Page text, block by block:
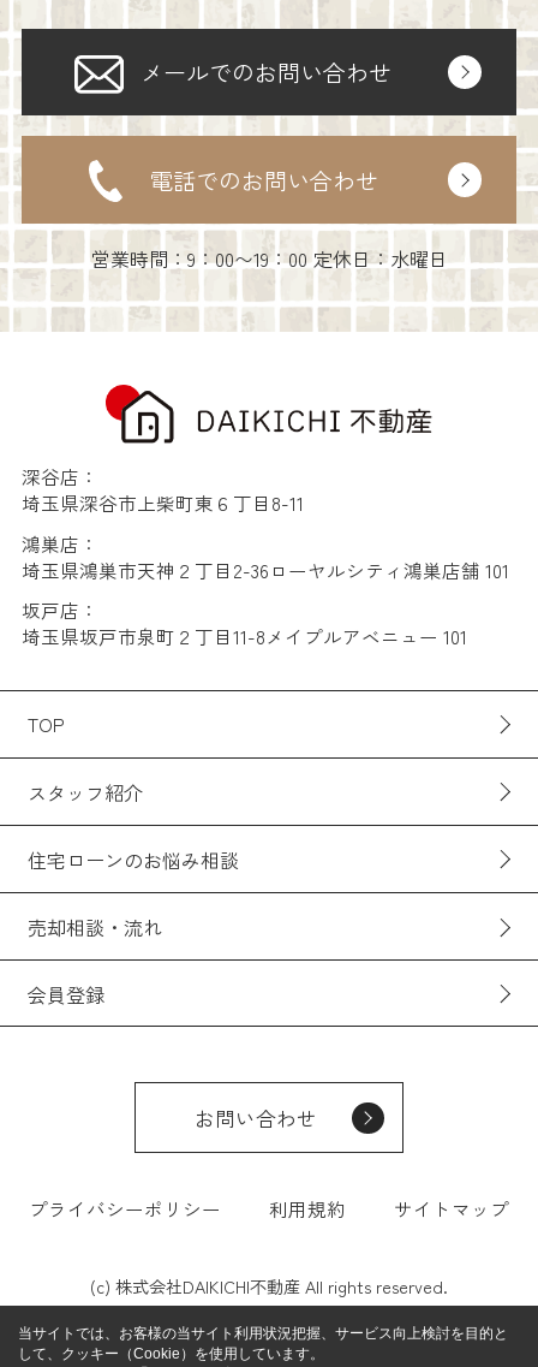
メールでのお問い合わせ
電話でのお問い合わせ
営業時間：9：00〜19：00 定休日：水曜日
深谷店：
埼玉県深谷市上柴町東６丁目8-11
鴻巣店：
埼玉県鴻巣市天神２丁目2-36ローヤルシティ鴻巣店舗 101
坂戸店：
埼玉県坂戸市泉町２丁目11-8メイプルアベニュー 101
TOP
スタッフ紹介
住宅ローンのお悩み相談
売却相談・流れ
会員登録
お問い合わせ
プライバシーポリシー 利用規約 サイトマップ
(c) 株式会社DAIKICHI不動産 All rights reserved.
当サイトでは、お客様の当サイト利用状況把握、サービス向上検討を目的と
して、クッキー（Cookie）を使用しています。